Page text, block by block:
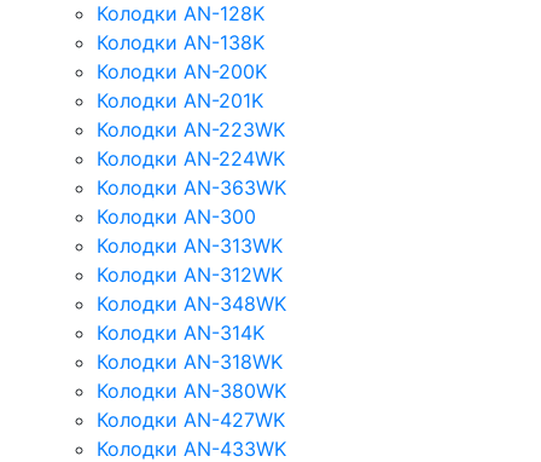
Колодки AN-128K
Колодки AN-138K
Колодки AN-200K
Колодки AN-201K
Колодки AN-223WK
Колодки AN-224WK
Колодки AN-363WK
Колодки AN-300
Колодки AN-313WK
Колодки AN-312WK
Колодки AN-348WK
Колодки AN-314K
Колодки AN-318WK
Колодки AN-380WK
Колодки AN-427WK
Колодки AN-433WK